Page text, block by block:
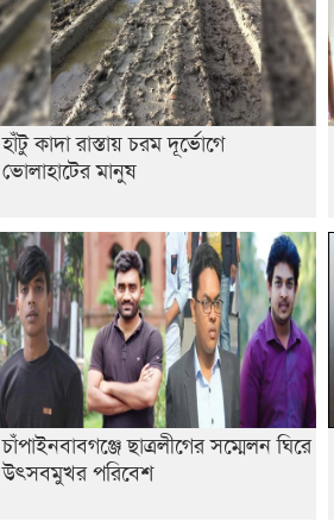
হাঁটু কাদা রাস্তায় চরম দূর্ভোগে
ভোলাহাটের মানুষ
চাঁপাইনবাবগঞ্জে ছাত্রলীগের সম্মেলন ঘিরে
উৎসবমুখর পরিবেশ